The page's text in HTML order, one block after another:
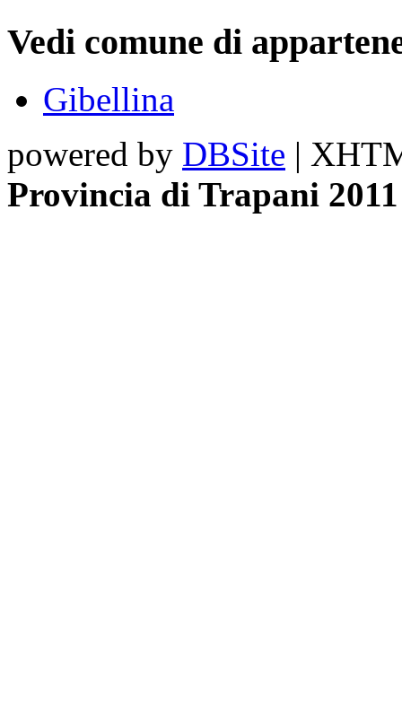
Vedi comune di
Gibellina
powered by DBSite |
Provincia di Trapani 2011